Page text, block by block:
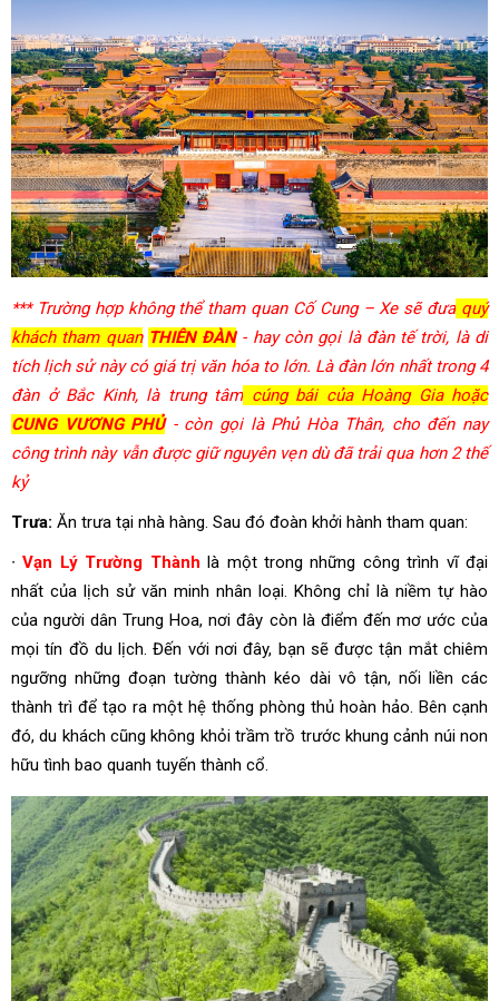
*** Trường hợp không thể tham quan Cố Cung – Xe sẽ đưa quý
khách tham quan THIÊN ĐÀN - hay còn gọi là đàn tế trời, là di
tích lịch sử này có giá trị văn hóa to lớn. Là đàn lớn nhất trong 4
đàn ở Bắc Kinh, là trung tâm cúng bái của Hoàng Gia hoặc
CUNG VƯƠNG PHỦ - còn gọi là Phủ Hòa Thân, cho đến nay
công trình này vẫn được giữ nguyên vẹn dù đã trải qua hơn 2 thế
kỷ
Trưa: Ăn trưa tại nhà hàng. Sau đó đoàn khởi hành tham quan:
∙Vạn Lý Trường Thànhlà một trong những công trình vĩ đại
nhất của lịch sử văn minh nhân loại. Không chỉ là niềm tự hào
của người dân Trung Hoa, nơi đây còn là điểm đến mơ ước của
mọi tín đồ du lịch. Đến với nơi đây, bạn sẽ được tận mắt chiêm
ngưỡng những đoạn tường thành kéo dài vô tận, nối liền các
thành trì để tạo ra một hệ thống phòng thủ hoàn hảo. Bên cạnh
đó, du khách cũng không khỏi trầm trồ trước khung cảnh núi non
hữu tình bao quanh tuyến thành cổ.